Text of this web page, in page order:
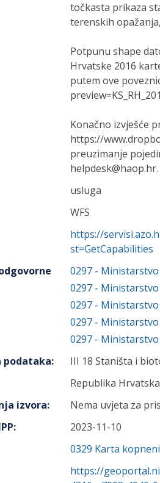
točkasta prikaza
terenskih
Potpunu shape
Hrvatske 2016
putem ove
Konačno izvješće
https://
preuzimanje
helpdesk@haop.hr.
usluga
WFS
https://
st=GetCapabilities
0297 -
0297 -
0297 -
0297 -
0297 -
podataka:
III 18 Staništa i
Republika Hrvatska
izvora:
Nema uvjeta za
:
2023-11-10
0329 Karta
https://